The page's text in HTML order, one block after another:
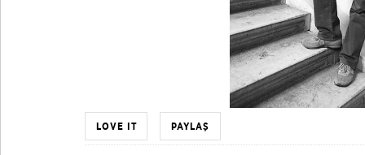
LOVE IT PAYLAŞ